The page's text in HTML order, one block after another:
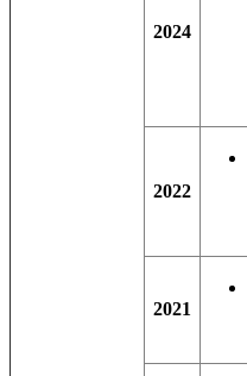
2024
2022
2021